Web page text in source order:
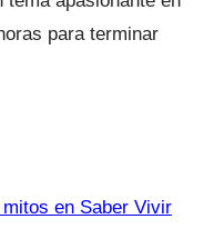
para terminar